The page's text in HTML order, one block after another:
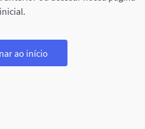
inicial.
ao início